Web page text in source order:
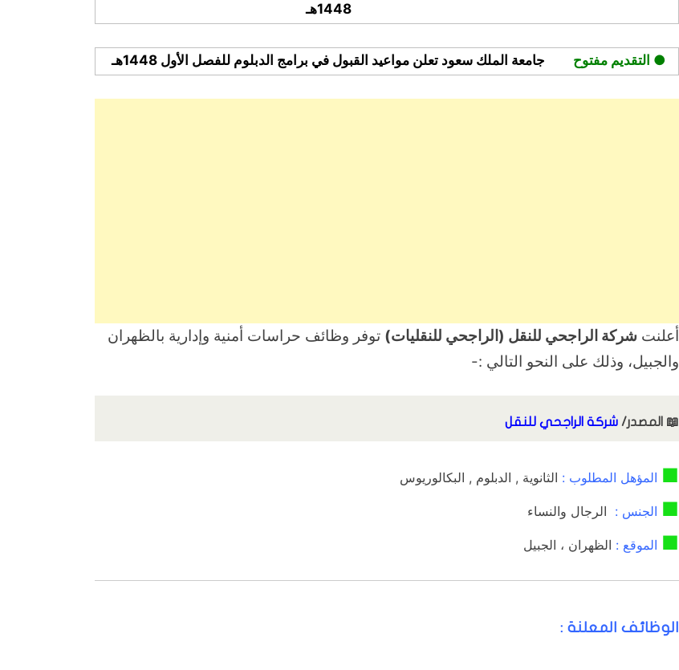
1448هـ
● التقديم مفتوح جامعة الملك سعود تعلن مواعيد القبول في برامج الدبلوم للفصل الأول 1448هـ
أعلنت شركة الراجحي للنقل (الراجحي للنقليات) توفر وظائف حراسات أمنية وإدارية بالظهران
والجبيل، وذلك على النحو التالي :-
📖 المصدر/ شركة الراجحي للنقل
■ المؤهل المطلوب : الثانوية , الدبلوم , البكالوريوس
■ الجنس : الرجال والنساء
■ الموقع : الظهران ، الجبيل
الوظائف المعلنة :